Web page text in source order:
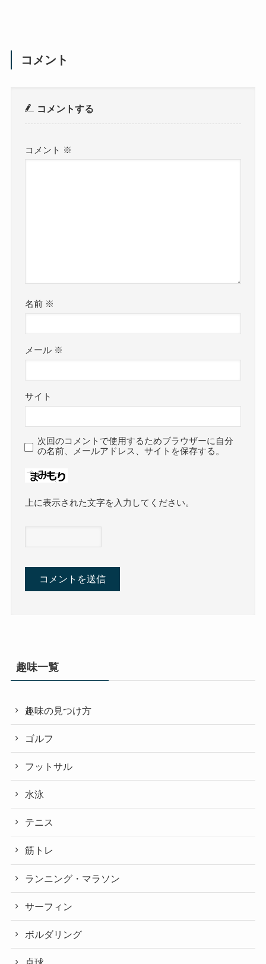
コメント
コメントする
コメント ※
名前 ※
メール ※
サイト
次回のコメントで使用するためブラウザーに自分
の名前、メールアドレス、サイトを保存する。
上に表示された文字を入力してください。
趣味一覧
趣味の見つけ方
ゴルフ
フットサル
水泳
テニス
筋トレ
ランニング・マラソン
サーフィン
ボルダリング